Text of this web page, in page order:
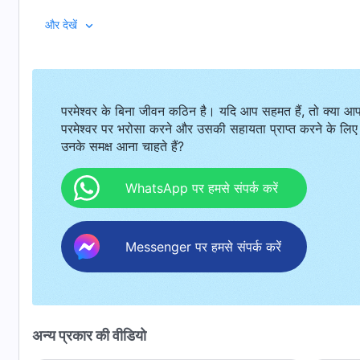
और देखें
परमेश्वर के बिना जीवन कठिन है। यदि आप सहमत हैं, तो क्या
परमेश्वर पर भरोसा करने और उसकी सहायता प्राप्त करने के लिए
उनके समक्ष आना चाहते हैं?
WhatsApp पर हमसे संपर्क करें
Messenger पर हमसे संपर्क करें
अन्य प्रकार की वीडियो